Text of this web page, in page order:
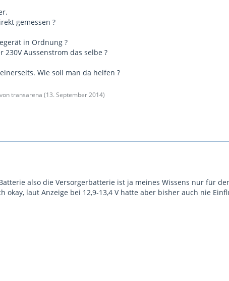
gemessen ?
in Ordnung ?
230V Aussenstrom das selbe ?
Wie soll man da helfen ?
transarena (13. September 2014)
also die Versorgerbatterie ist ja meines Wissens nur für
okay, laut Anzeige bei 12,9-13,4 V hatte aber bisher auch nie